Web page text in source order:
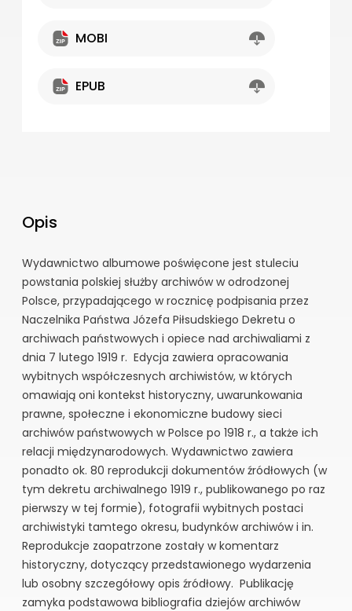
MOBI
EPUB
Opis
Wydawnictwo albumowe poświęcone jest stuleciu
powstania polskiej służby archiwów w odrodzonej
Polsce, przypadającego w rocznicę podpisania przez
Naczelnika Państwa Józefa Piłsudskiego Dekretu o
archiwach państwowych i opiece nad archiwaliami z
dnia 7 lutego 1919 r. Edycja zawiera opracowania
wybitnych współczesnych archiwistów, w których
omawiają oni kontekst historyczny, uwarunkowania
prawne, społeczne i ekonomiczne budowy sieci
archiwów państwowych w Polsce po 1918 r., a także ich
relacji międzynarodowych. Wydawnictwo zawiera
ponadto ok. 80 reprodukcji dokumentów źródłowych (w
tym dekretu archiwalnego 1919 r., publikowanego po raz
pierwszy w tej formie), fotografii wybitnych postaci
archiwistyki tamtego okresu, budynków archiwów i in.
Reprodukcje zaopatrzone zostały w komentarz
historyczny, dotyczący przedstawionego wydarzenia
lub osobny szczegółowy opis źródłowy. Publikację
zamyka podstawowa bibliografia dziejów archiwów